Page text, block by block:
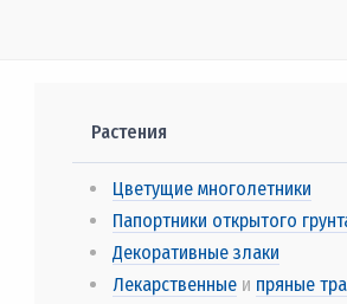
Растения
Цветущие многолетники
Папортники открытого
Декоративные злаки
Лекарственныеи пряные